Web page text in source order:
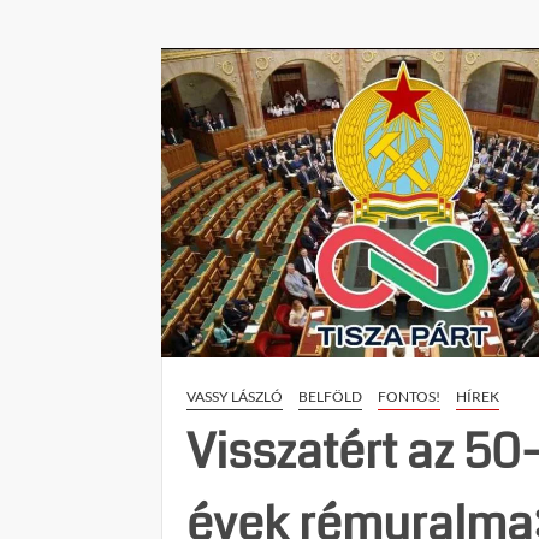
a
VASSY LÁSZLÓ BELFÖLD FONTOS! HÍREK
Visszatért az
évek